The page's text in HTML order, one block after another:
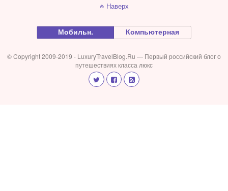
Наверх
Мобильн. Компьютерная
© Copyright 2009-2019 - LuxuryTravelBlog.Ru — Первый российский блог о
путешествиях класса люкс